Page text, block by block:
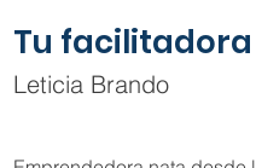
Tu facilitadora
Leticia Brando